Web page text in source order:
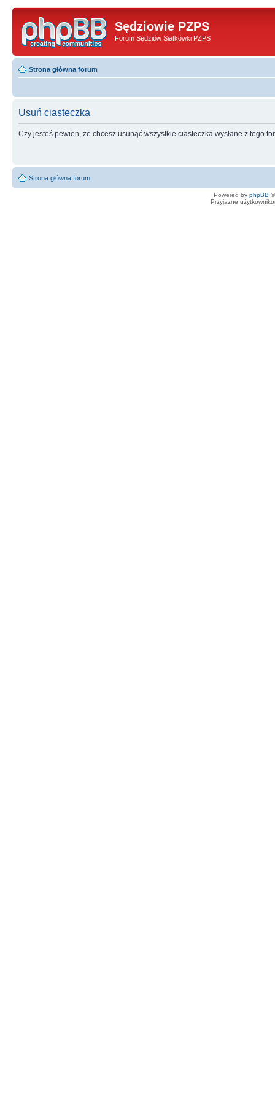
Sędziowie PZPS
Forum Sędziów Siatkówki PZPS
Strona główna forum
Usuń ciasteczka
Czy jesteś pewien, że chcesz usunąć wszystkie ciasteczka wysłane z tego
Strona główna forum
Powered by phpBB
Przyjazne